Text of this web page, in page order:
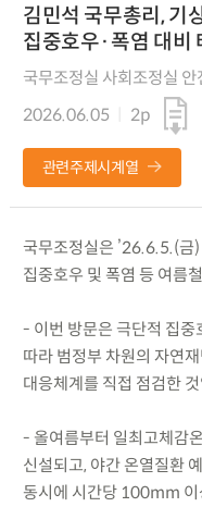
김민석 국무총리, 기
집중호우·폭염 대비
국무조정실 사회조정실
2026.06.05
2p
관련주제시계열
국무조정실은 ’26.6.5.(금
집중호우 및 폭염 등 여름
- 이번 방문은 극단적 집중
따라 범정부 차원의 자연
대응체계를 직접 점검한 것
- 올여름부터 일최고체감
신설되고, 야간 온열질환
동시에 시간당 100mm 이